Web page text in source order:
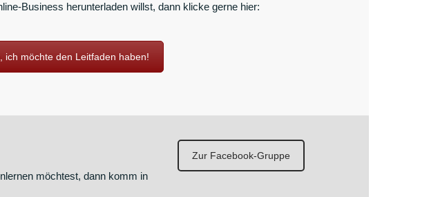
Business herunterladen willst, dann klicke gerne hier:
ich möchte den Leitfaden haben!
möchtest, dann komm in
Zur Facebook-Gruppe